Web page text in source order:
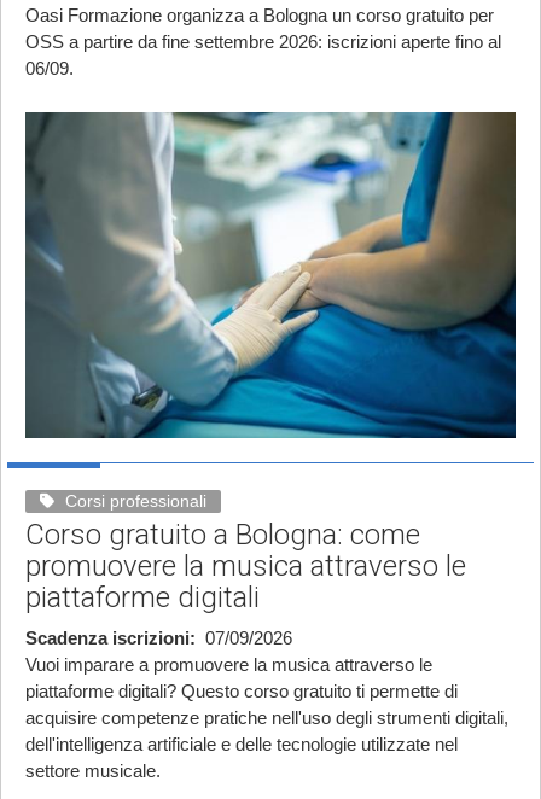
Oasi Formazione organizza a Bologna un corso gratuito per
OSS a partire da fine settembre 2026: iscrizioni aperte fino al
06/09.
Corsi professionali
Corso gratuito a Bologna: come
promuovere la musica attraverso le
piattaforme digitali
Scadenza iscrizioni
07/09/2026
Vuoi imparare a promuovere la musica attraverso le
piattaforme digitali? Questo corso gratuito ti permette di
acquisire competenze pratiche nell'uso degli strumenti digitali,
dell'intelligenza artificiale e delle tecnologie utilizzate nel
settore musicale.